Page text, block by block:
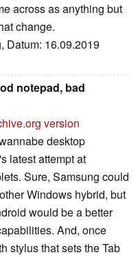
across as anything but
change.
Datum: 16.09.2019
notepad, bad
version
desktop
latest attempt at
Sure, Samsung could
Windows hybrid, but
would be a better
And, once
stylus that sets the Tab